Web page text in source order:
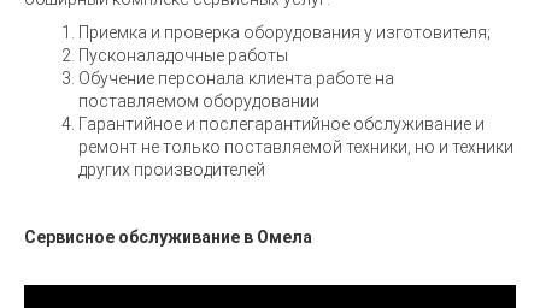
Приемка и проверка оборудования у изготовителя;
Пусконаладочные работы
Обучение персонала клиента работе на
поставляемом оборудовании
Гарантийное и послегарантийное обслуживание и
ремонт не только поставляемой техники, но и техники
других производителей
Сервисное обслуживание в Омела